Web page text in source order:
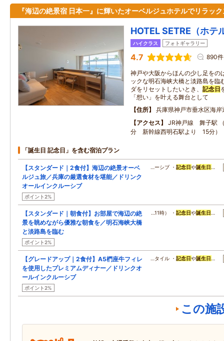
『海辺の絶景宿 日本一』に輝いたオーベルジュホテルでリラッ
HOTEL SETRE（ホテ
ハイクラス フォトギャラリー
4.7 890件
神戸や大阪からほんの少し足をの
ックな明石海峡大橋と淡路島を臨
ダをリセットしたいとき、 記念日
「想い」を叶える舞台として
住所
兵庫県神戸市垂水区海岸
アクセス
JR神戸線 舞子駅
分 新幹線西明石駅より 15分）
「誕生日 記念日」を含む宿泊プラン
【スタンダード｜2食付】海辺の絶景オーベ
ルジュ旅／兵庫の厳選食材を堪能／ドリンク
オールインクルーシブ
ポイント2%
…ーシブ ・記念日や誕生日 …
【スタンダード｜朝食付】お部屋で海辺の絶
景を眺めながら優雅な朝食を／明石海峡大橋
と淡路島を臨む
ポイント2%
…11時） ・ 記念日や誕生日 …
【グレードアップ｜2食付】A5椚座牛フィレ
を使用したプレミアムディナー／ドリンクオ
ールインクルーシブ
ポイント2%
…タイル ・記念日や誕生日 …
この施